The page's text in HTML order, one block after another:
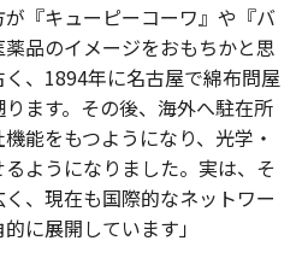
が『キューピーコーワ』や『バ
品のイメージをおもちかと思
、1894年に名古屋で綿布問屋
ます。その後、海外へ駐在所
能をもつようになり、光学・
ようになりました。実は、そ
、現在も国際的なネットワー
に展開しています」